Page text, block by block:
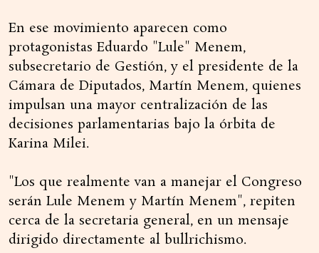
En ese movimiento aparecen como
protagonistas Eduardo "Lule" Menem,
subsecretario de Gestión, y el presidente de la
Cámara de Diputados, Martín Menem, quienes
impulsan una mayor centralización de las
decisiones parlamentarias bajo la órbita de
Karina Milei.
"Los que realmente van a manejar el Congreso
serán Lule Menem y Martín Menem", repiten
cerca de la secretaria general, en un mensaje
dirigido directamente al bullrichismo.